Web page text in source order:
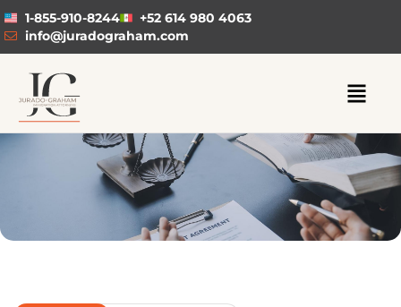
1-855-910-8244
+52 614 980 4063
info@juradograham.com